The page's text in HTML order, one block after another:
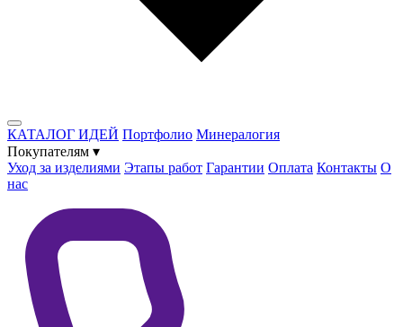
КАТАЛОГ ИДЕЙ Портфолио Минералогия
Покупателям ▾
Уход за изделиями Этапы работ Гарантии Оплата Контакты О
нас